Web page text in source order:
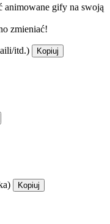
animowane gify na swoją
zmieniać!
itd.) Kopiuj
Kopiuj